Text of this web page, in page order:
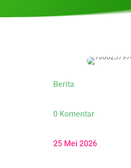
Berita
0 Komentar
25 Mei 2026